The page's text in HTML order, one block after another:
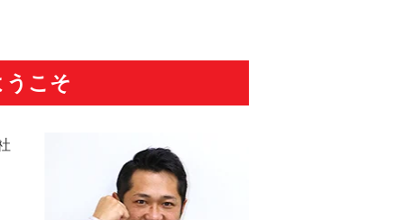
うこそ